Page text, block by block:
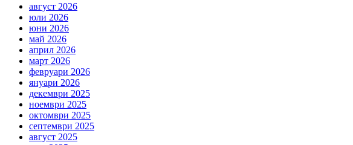
август 2026
юли 2026
юни 2026
май 2026
април 2026
март 2026
февруари 2026
януари 2026
декември 2025
ноември 2025
октомври 2025
септември 2025
август 2025